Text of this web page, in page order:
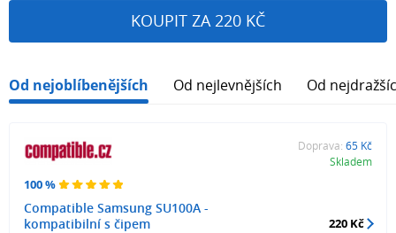
KOUPIT ZA 220 KČ
Od nejoblíbenějších Od nejlevnějších Od
100 %
Compatible Samsung SU100A -
kompatibilní s čipem
Doprava: 65 Kč
Skladem
220 Kč